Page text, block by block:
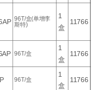
96T/盒(单增李
斯特)
1
盒
11766
96T/盒
1
盒
11766
96T/盒
1
盒
11766